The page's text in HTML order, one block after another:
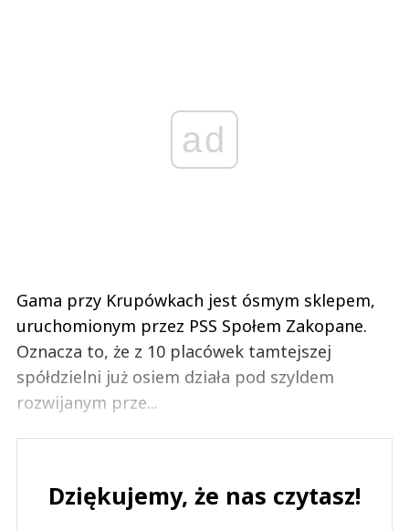
ad
Gama przy Krupówkach jest ósmym sklepem,
uruchomionym przez PSS Społem Zakopane.
Oznacza to, że z 10 placówek tamtejszej
spółdzielni już osiem działa pod szyldem
rozwijanym prze...
Dziękujemy, że nas czytasz!